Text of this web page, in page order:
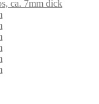
ca. 7mm dick